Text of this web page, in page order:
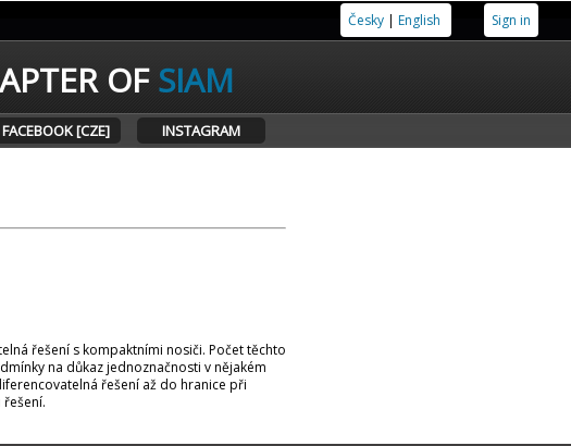
Česky | English Sign in
OFSIAM
FACEBOOK [CZE] INSTAGRAM
řešení s kompaktními nosiči. Počet těchto
na důkaz jednoznačnosti v nějakém
řešení až do hranice při